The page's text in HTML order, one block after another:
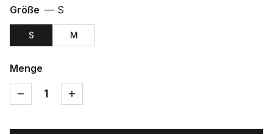
Größe — S
S M
Menge
1